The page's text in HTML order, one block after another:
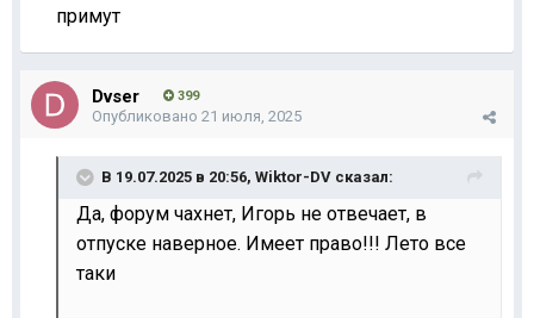
примут
Dvser 399
Опубликовано 21 июля, 2025
В 19.07.2025 в 20:56, Wiktor-DV сказал:
Да, форум чахнет, Игорь не отвечает, в
отпуске наверное. Имеет право!!! Лето все
таки